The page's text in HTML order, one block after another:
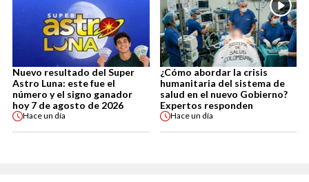
Nuevo resultado del Super
Astro Luna: este fue el
número y el signo ganador
hoy 7 de agosto de 2026
Haceun día
¿Cómo abordar la crisis
humanitaria del sistema de
salud en el nuevo Gobierno?
Expertos responden
Haceun día